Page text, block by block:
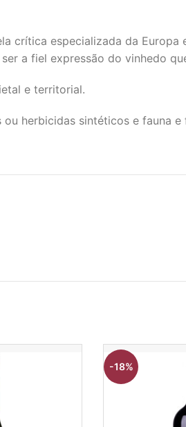
crítica especializada da Europa
a fiel expressão do vinhedo
e territorial.
herbicidas sintéticos e fauna e
-18%